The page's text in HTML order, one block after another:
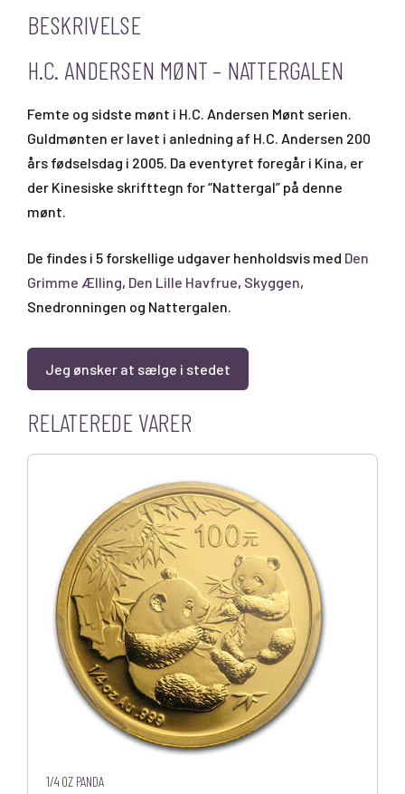
BESKRIVELSE
H.C. ANDERSEN MØNT – NATTERGALEN
Femte og sidste mønt i H.C. Andersen Mønt serien.
Guldmønten er lavet i anledning af H.C. Andersen 200
års fødselsdag i 2005. Da eventyret foregår i Kina, er
der Kinesiske skrifttegn for “Nattergal” på denne
mønt.
De findes i 5 forskellige udgaver henholdsvis med Den
Grimme Ælling, Den Lille Havfrue, Skyggen,
Snedronningen og Nattergalen.
Jeg ønsker at sælge i stedet
RELATEREDE VARER
1/4 OZ PANDA